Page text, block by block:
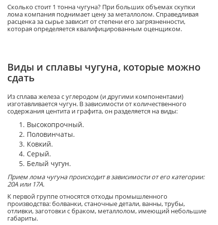
Сколько стоит 1 тонна чугуна? При больших объемах скупки
лома компания поднимает цену за металлолом. Справедливая
расценка за сырье зависит от степени его загрязненности,
которая определяется квалифицированным оценщиком.
Виды и сплавы чугуна, которые можно
сдать
Из сплава железа с углеродом (и другими компонентами)
изготавливается чугун. В зависимости от количественного
содержания центита и графита, он разделяется на виды:
Высокопрочный.
Половинчаты.
Ковкий.
Серый.
Белый чугун.
Прием лома чугуна происходит в зависимости от его категории:
20А или 17А.
К первой группе относятся отходы промышленного
производства: болванки, станочные детали, ванны, трубы,
отливки, заготовки с браком, металлолом, имеющий небольшие
габариты.